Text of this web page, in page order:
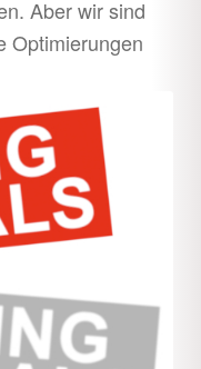
Aber wir sind
Optimierungen